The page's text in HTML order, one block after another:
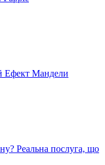
Ефект Мандели
Реальна послуга, що